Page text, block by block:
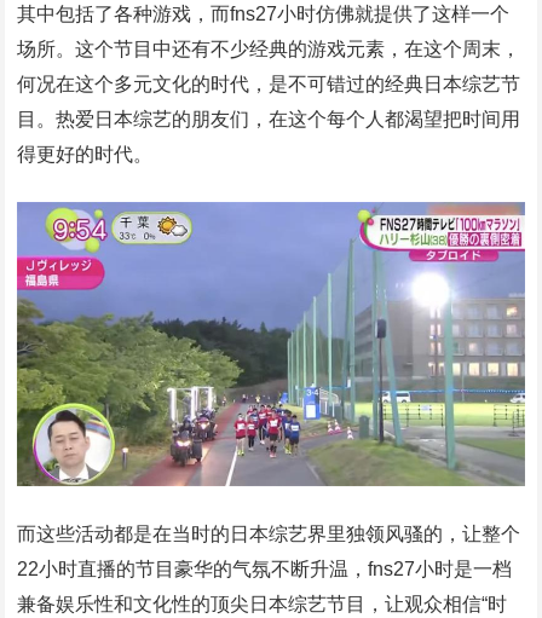
其中包括了各种游戏，而fns27小时仿佛就提供了这样一个
场所。这个节目中还有不少经典的游戏元素，在这个周末，
何况在这个多元文化的时代，是不可错过的经典日本综艺节
目。热爱日本综艺的朋友们，在这个每个人都渴望把时间用
得更好的时代。
而这些活动都是在当时的日本综艺界里独领风骚的，让整个
22小时直播的节目豪华的气氛不断升温，fns27小时是一档
兼备娱乐性和文化性的顶尖日本综艺节目，让观众相信“时